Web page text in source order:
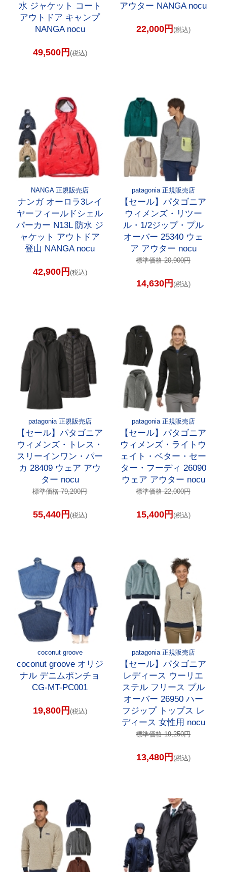
水 ジャケット コート
アウトドア キャンプ
NANGA nocu
49,500円 (税込)
アウター NANGA nocu
22,000円 (税込)
NANGA 正規販売店
ナンガ オーロラ3レイ
ヤーフィールドシェル
パーカー N13L 防水 ジ
ャケット アウトドア
登山 NANGA nocu
42,900円 (税込)
patagonia 正規販売店
【セール】パタゴニア
ウィメンズ・リツー
ル・1/2ジップ・プル
オーバー 25340 ウェ
ア アウター nocu
標準価格 20,900円
14,630円 (税込)
patagonia 正規販売店
【セール】パタゴニア
ウィメンズ・トレス・
スリーインワン・パー
カ 28409 ウェア アウ
ター nocu
標準価格 79,200円
55,440円 (税込)
patagonia 正規販売店
【セール】パタゴニア
ウィメンズ・ライトウ
ェイト・ベター・セー
ター・フーディ 26090
ウェア アウター nocu
標準価格 22,000円
15,400円 (税込)
coconut groove
coconut groove オリジ
ナル デニムポンチョ
CG-MT-PC001
19,800円 (税込)
patagonia 正規販売店
【セール】パタゴニア
レディース ウーリエ
ステル フリース プル
オーバー 26950 ハー
フジップ トップス レ
ディース 女性用 nocu
標準価格 19,250円
13,480円 (税込)